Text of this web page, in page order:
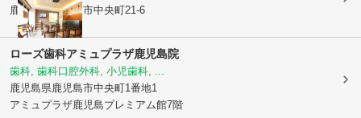
鹿児島県鹿児島市中央町21-6
ローズ歯科アミュプラザ鹿児島院
歯科, 歯科口腔外科, 小児歯科, ...
鹿児島県鹿児島市中央町1番地1
アミュプラザ鹿児島プレミアム館7階